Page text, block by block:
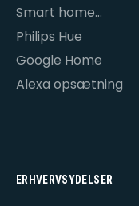
Smart home
opsætning
Philips Hue
Google Home
Alexa opsætning
ERHVERVSYDELSER